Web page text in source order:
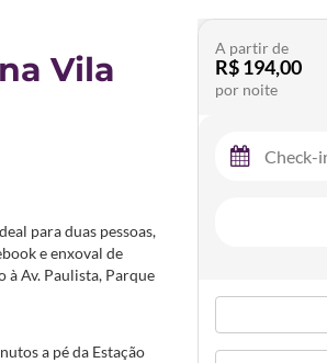
Vila
para duas pessoas,
e enxoval de
Av. Paulista, Parque
a pé da Estação
A partir de
R$ 194,00
por noite